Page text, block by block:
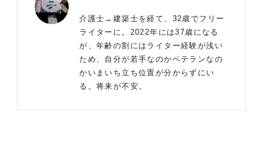
介護士→建築士を経て、32歳でフリー
ライターに。2022年には37歳になる
が、年齢の割にはライター経験が浅い
ため、自分が若手なのかベテランなの
かいまいち立ち位置が分からずにい
る。将来が不安。